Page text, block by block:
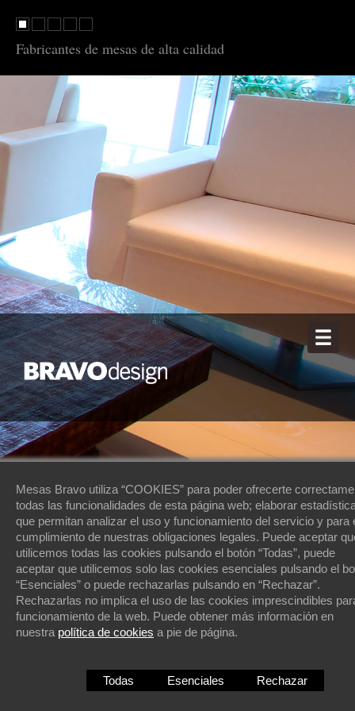
Fabricantes de mesas de alta calidad
MESAS BRAVO
POLÍTICA DE COOKIES|AVISO LEGAL
¿QUIERES UN SITIO COMO ESTE? ©PROTIENDAS.NET
Mesas Bravo utiliza “COOKIES” para poder ofrecerte
todas las funcionalidades de esta página web; elaborar
que permitan analizar el uso y funcionamiento del servicio y para
cumplimiento de nuestras obligaciones legales. Puede aceptar
utilicemos todas las cookies pulsando el botón “Todas”, puede
aceptar que utilicemos solo las cookies esenciales pulsando el
“Esenciales” o puede rechazarlas pulsando en “Rechazar”.
Rechazarlas no implica el uso de las cookies imprescindibles
funcionamiento de la web. Puede obtener más información en
nuestra política de cookies a pie de página.
Todas Esenciales Rechazar